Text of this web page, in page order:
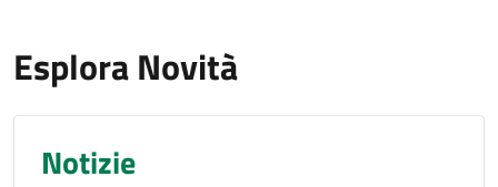
Esplora Novità
Notizie